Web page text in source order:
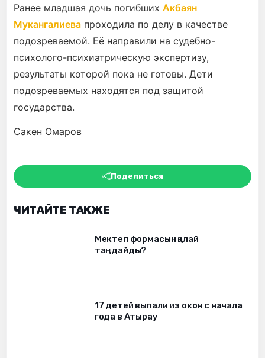
Ранее младшая дочь погибших Акбаян
Мукангалиева проходила по делу в качестве
подозреваемой. Её направили на судебно-
психолого-психиатрическую экспертизу,
результаты которой пока не готовы. Дети
подозреваемых находятся под защитой
государства.
Сакен Омаров
Поделиться
ЧИТАЙТЕ ТАКЖЕ
Мектеп формасын қалай
таңдайды?
17 детей выпали из окон c начала
года в Атырау